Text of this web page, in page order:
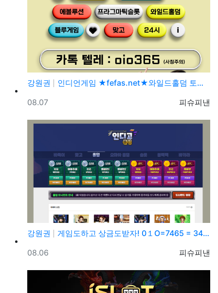
강원권
인디언게임 ★fefas.net★와일드홀덤 토너먼트 섹­…
등록자
피슈피낸
등록일
08.07
강원권
게임도하고 상금도받자! 0１O=7465 = 3464 …
등록자
피슈피낸
등록일
08.06